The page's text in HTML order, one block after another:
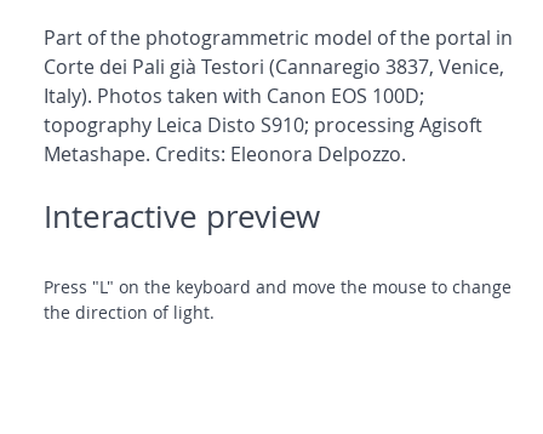
Part of the photogrammetric model of the portal in
Corte dei Pali già Testori (Cannaregio 3837, Venice,
Italy). Photos taken with Canon EOS 100D;
topography Leica Disto S910; processing Agisoft
Metashape. Credits: Eleonora Delpozzo.
Interactive preview
Press "L" on the keyboard and move the mouse to change
the direction of light.